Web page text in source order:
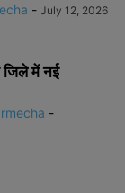
- July 12, 2026
जिले में नई
-